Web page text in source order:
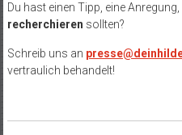
Du hast einen Tipp, eine
recherchieren sollten?
Schreib uns an
vertraulich behandelt!